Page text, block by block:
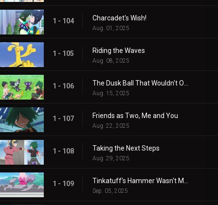
1 - 104 Charcadet's Wish!
Aug. 01, 2025
1 - 105 Riding the Waves
Aug. 08, 2025
1 - 106
Aug. 15, 2025
1 - 107 Friends as Two, Me and You
Aug. 22, 2025
1 - 108 Taking the Next Steps
Aug. 29, 2025
1 - 109
Sep. 05, 2025